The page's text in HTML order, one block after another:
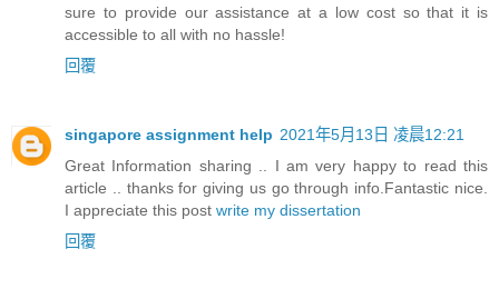
sure to provide our assistance at a low cost so that it is
accessible to all with no hassle!
回覆
singapore assignment help 2021年5月13日 凌晨12:21
Great Information sharing .. I am very happy to read this
article .. thanks for giving us go through info.Fantastic nice.
I appreciate this post write my dissertation
回覆